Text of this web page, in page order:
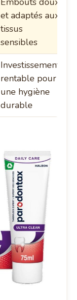
et adaptés aux
tissus
sensibles
Investissement
rentable pour
une hygiène
durable